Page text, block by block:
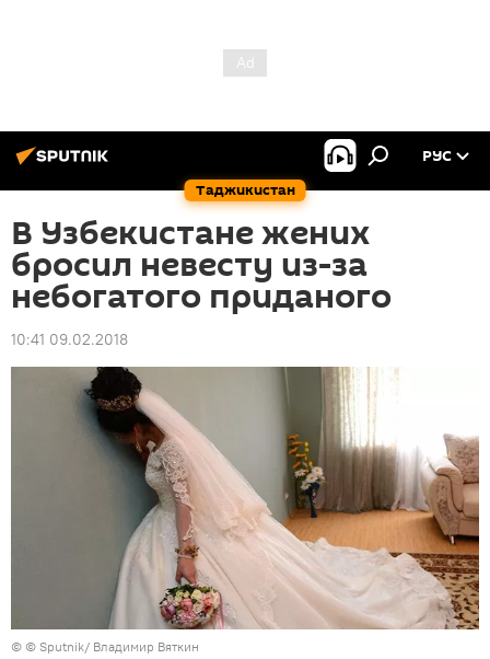
Таджикистан
РУС
В Узбекистане жених
бросил невесту из-за
небогатого приданого
10:41 09.02.2018
© © Sputnik/ Владимир Вяткин